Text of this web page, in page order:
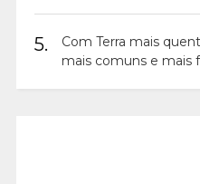
5.
Com Terra mais
mais comuns e mais